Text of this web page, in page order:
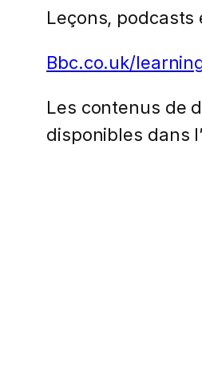
Leçons, podcasts
Bbc.co.uk/
Les contenus de
disponibles dans